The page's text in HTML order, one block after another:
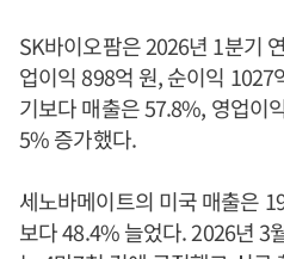
SK바이오팜은 2026년 1분기
업이익 898억 원, 순이익
기보다 매출은 57.8%, 영업이
5% 증가했다.
세노바메이트의 미국 매출은
보다 48.4% 늘었다. 2026년 3